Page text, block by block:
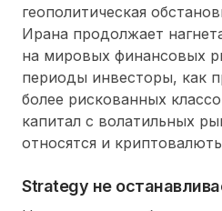
геополитическая
Ирана продолжает
на мировых финансовых
периоды инвесторы, как
более рискованных
капитал с волатильных
относятся и
Strategy не